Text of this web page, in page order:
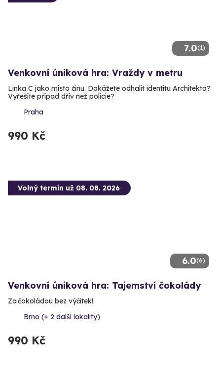
7.0(1)
Venkovní úniková hra: Vraždy v metru
Linka C jako místo činu. Dokážete odhalit identitu Architekta?
Vyřešíte případ dřív než policie?
Praha
990 Kč
6.0(6)
Volný termín už 08. 08. 2026
Venkovní úniková hra: Tajemství čokolády
Za čokoládou bez výčitek!
Brno (+ 2 další lokality)
990 Kč